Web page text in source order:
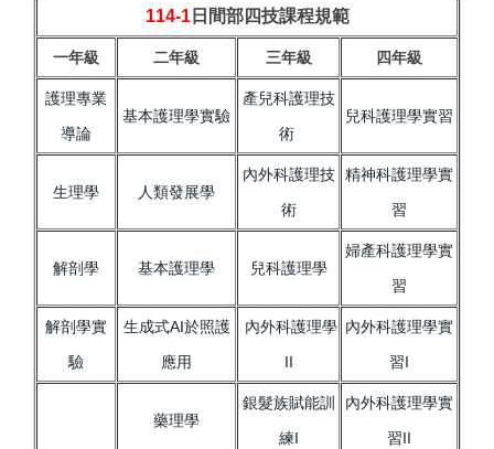
114-1日間部四技課程規範
一年級 二年級 三年級 四年級
護理專業
導論
基本護理學實驗
產兒科護理技
術
兒科護理學實習
生理學 人類發展學
內外科護理技
術
精神科護理學實
習
解剖學 基本護理學 兒科護理學
婦產科護理學實
習
解剖學實
驗
生成式AI於照護
應用
內外科護理學
II
內外科護理學實
習I
藥理學
銀髮族賦能訓
練I
內外科護理學實
習II